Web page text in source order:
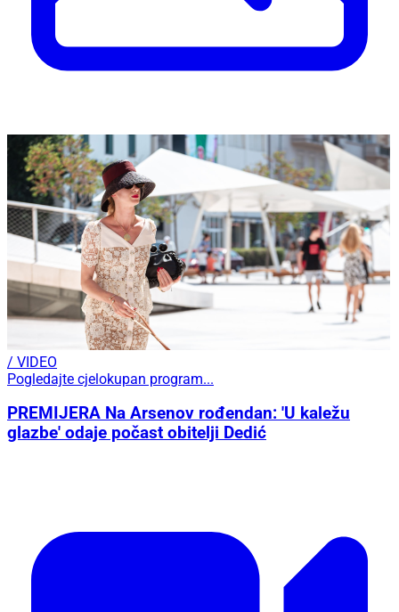
/ VIDEO
Pogledajte cjelokupan program...
PREMIJERA Na Arsenov rođendan: 'U kaležu
glazbe' odaje počast obitelji Dedić